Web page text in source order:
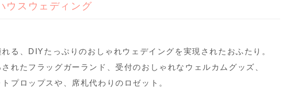
ウスウェディング
る、DIYたっぷりのおしゃれウェデイングを実現されたおふたり。
れたフラッグガーランド、受付のおしゃれなウェルカムグッズ、
プロップスや、席札代わりのロゼット。